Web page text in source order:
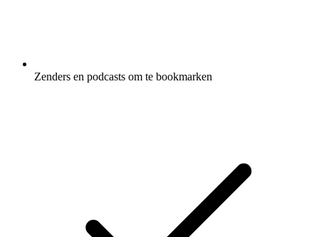
Zenders en podcasts om te bookmarken